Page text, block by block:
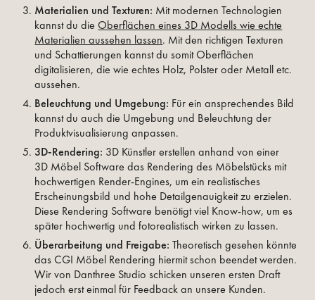
Materialien und Texturen: Mit modernen Technologien
kannst du dieOberflächen eines 3D Modells wie echte
Materialien aussehen lassen. Mit den richtigen Texturen
und Schattierungen kannst du somit Oberflächen
digitalisieren, die wie echtes Holz, Polster oder Metall etc.
aussehen.
Beleuchtung und Umgebung: Für ein ansprechendes Bild
kannst du auch die Umgebung und Beleuchtung der
Produktvisualisierung anpassen.
3D-Rendering: 3D Künstler erstellen anhand von einer
3D Möbel Software das Rendering des Möbelstücks mit
hochwertigen Render-Engines, um ein realistisches
Erscheinungsbild und hohe Detailgenauigkeit zu erzielen.
Diese Rendering Software benötigt viel Know-how, um es
später hochwertig und fotorealistisch wirken zu lassen.
Überarbeitung und Freigabe: Theoretisch gesehen könnte
das CGI Möbel Rendering hiermit schon beendet werden.
Wir von Danthree Studio schicken unseren ersten Draft
jedoch erst einmal für Feedback an unsere Kunden.